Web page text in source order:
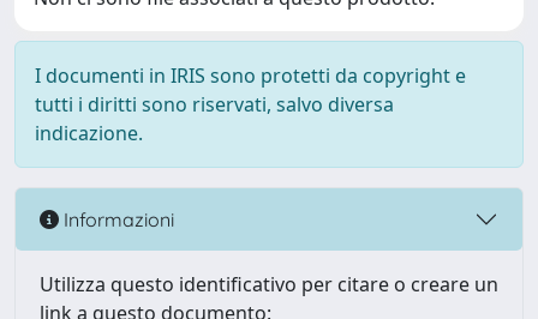
I documenti in IRIS sono protetti da copyright e
tutti i diritti sono riservati, salvo diversa
indicazione.
Informazioni
Utilizza questo identificativo per citare o creare un
link a questo documento: